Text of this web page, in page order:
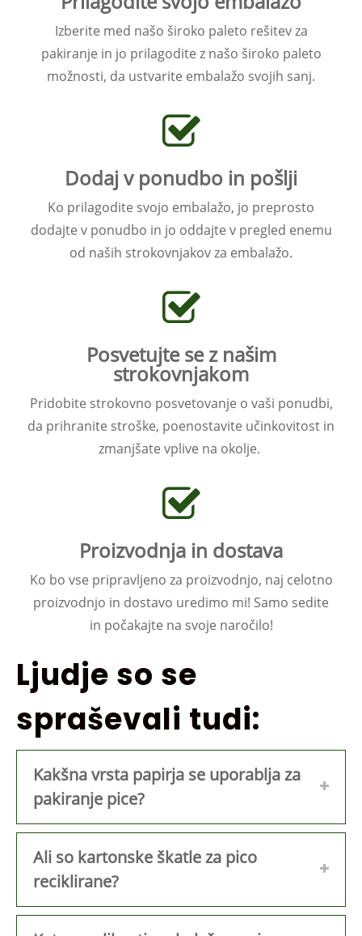
Izberite med našo široko paleto rešitev za
pakiranje in jo prilagodite z našo široko paleto
možnosti, da ustvarite embalažo svojih sanj.
Dodaj v ponudbo in pošlji
Ko prilagodite svojo embalažo, jo preprosto
dodajte v ponudbo in jo oddajte v pregled enemu
od naših strokovnjakov za embalažo.
Posvetujte se z našim
strokovnjakom
Pridobite strokovno posvetovanje o vaši ponudbi,
da prihranite stroške, poenostavite učinkovitost in
zmanjšate vplive na okolje.
Proizvodnja in dostava
Ko bo vse pripravljeno za proizvodnjo, naj celotno
proizvodnjo in dostavo uredimo mi! Samo sedite
in počakajte na svoje naročilo!
Ljudje so se
spraševali tudi:
Kakšna vrsta papirja se uporablja za
pakiranje pice?
Ali so kartonske škatle za pico
reciklirane?